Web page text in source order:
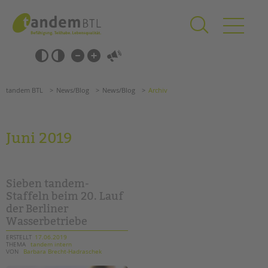
springen
Barrierefrei-
Einstellungen
überspringen
überspringen
Förderzentren
Kollegs
EFöB
Schulbezogene Sozialarbeit
Tagesgruppen
tandem BTL News/Blog News/Blog Archiv
Juni 2019
Sieben tandem-
Staffeln beim 20. Lauf
der Berliner
Wasserbetriebe
ERSTELLT 17.06.2019
THEMA tandem intern
VON
Barbara Brecht-Hadraschek